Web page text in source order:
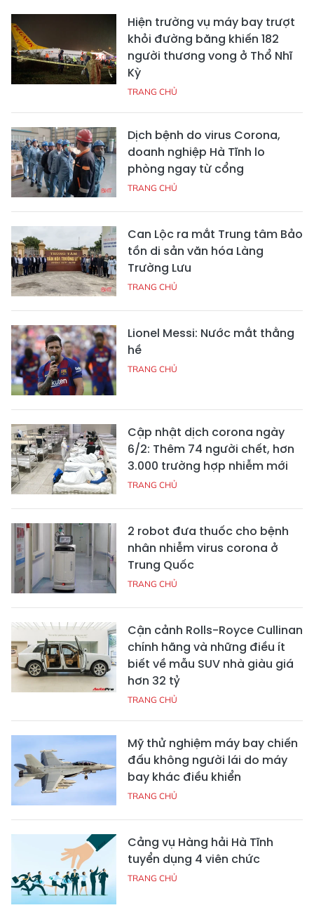
Hiện trường vụ máy bay trượt
khỏi đường băng khiến 182
người thương vong ở Thổ Nhĩ
Kỳ
TRANG CHỦ
Dịch bệnh do virus Corona,
doanh nghiệp Hà Tĩnh lo
phòng ngay từ cổng
TRANG CHỦ
Can Lộc ra mắt Trung tâm Bảo
tồn di sản văn hóa Làng
Trường Lưu
TRANG CHỦ
Lionel Messi: Nước mắt thằng
hề
TRANG CHỦ
Cập nhật dịch corona ngày
6/2: Thêm 74 người chết, hơn
3.000 trường hợp nhiễm mới
TRANG CHỦ
2 robot đưa thuốc cho bệnh
nhân nhiễm virus corona ở
Trung Quốc
TRANG CHỦ
Cận cảnh Rolls-Royce Cullinan
chính hãng và những điều ít
biết về mẫu SUV nhà giàu giá
hơn 32 tỷ
TRANG CHỦ
Mỹ thử nghiệm máy bay chiến
đấu không người lái do máy
bay khác điều khiển
TRANG CHỦ
Cảng vụ Hàng hải Hà Tĩnh
tuyển dụng 4 viên chức
TRANG CHỦ